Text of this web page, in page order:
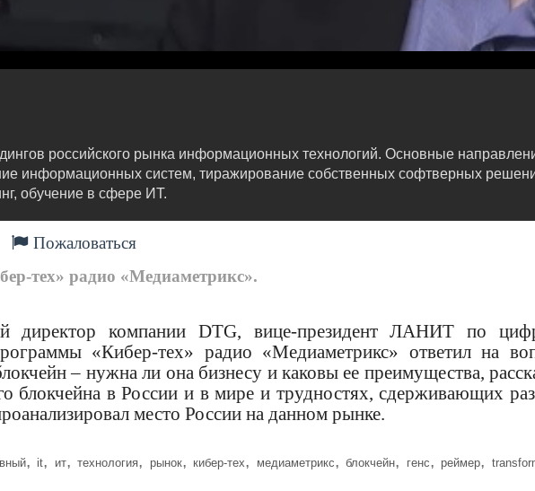
российского рынка информационных технологий. Основные
информационных систем, тиражирование собственных софтверных
обучение в сфере ИТ.
Пожаловаться
тех» радио «Медиаметрикс».
директор компании DTG, вице-президент ЛАНИТ по
«Кибер-тех» радио «Медиаметрикс» ответил на
– нужна ли она бизнесу и каковы ее преимущества,
блокчейна в России и в мире и трудностях, сдерживающих
место России на данном рынке.
, it, ит,технология, рынок, кибер-тех, медиаметрикс,блокчейн, генс,реймер,